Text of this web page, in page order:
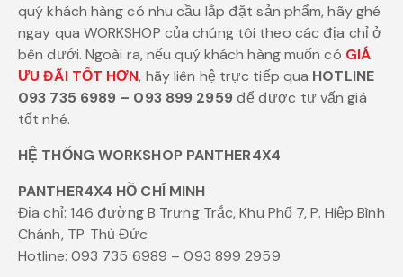
quý khách hàng có nhu cầu lắp đặt sản phẩm, hãy ghé
ngay qua WORKSHOP của chúng tôi theo các địa chỉ ở
bên dưới. Ngoài ra, nếu quý khách hàng muốn có GIÁ
ƯU ĐÃI TỐT HƠN, hãy liên hệ trực tiếp qua HOTLINE
093 735 6989 – 093 899 2959để được tư vấn giá
tốt nhé.
HỆ THỐNG WORKSHOP PANTHER4X4
PANTHER4X4 HỒ CHÍ MINH
Địa chỉ: 146 đường B Trưng Trắc, Khu Phố 7, P. Hiệp Bình
Chánh, TP. Thủ Đức
Hotline: 093 735 6989 – 093 899 2959